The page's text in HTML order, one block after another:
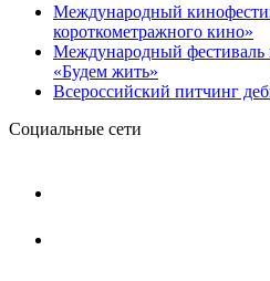
Международный
короткометражного кино»
Международный фестиваль
«Будем жить»
Всероссийский питчинг
Социальные сети